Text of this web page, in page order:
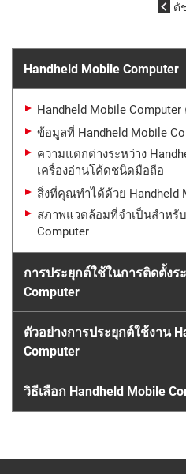
ดั
Handheld Mobile Computer
Handheld Mobile Computer
ข้อมูลที่ Handheld Mobile
ความแตกต่างระหว่าง
เครื่องอ่านโค้ดชนิดมือถือ
สิ่งที่คุณทำได้ด้วย Handheld
สภาพแวดล้อมที่จำเป็นสำหรั
Computer
การประยุกต์ใช้ในการติดตั้งร
Computer
ตัวอย่างการประยุกต์ใช้งาน
Computer
วิธีเลือก Handheld Mobile